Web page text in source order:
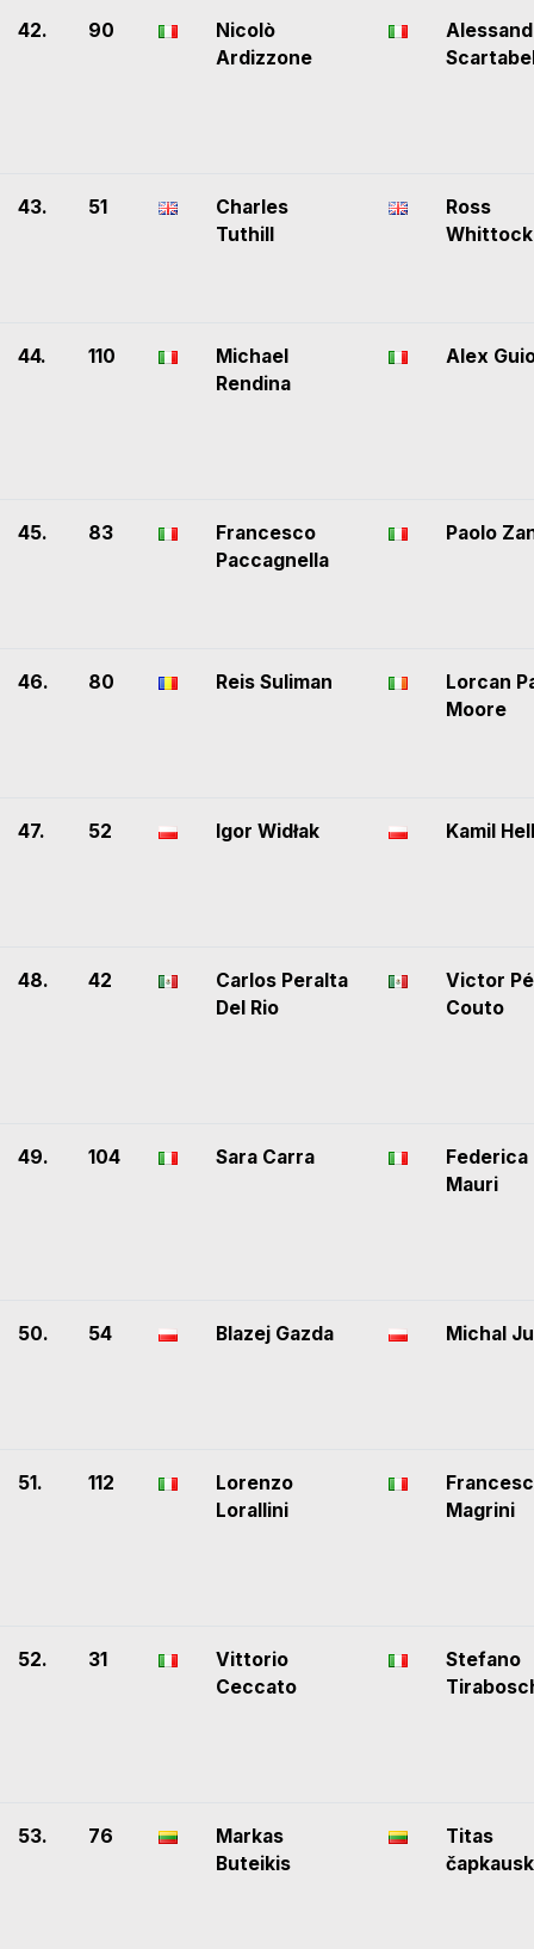
42. 90
Nicolò
Ardizzone
43. 51
Charles
Tuthill
Ross
Whittock
44. 110
Michael
Rendina
Alex
45. 83
Francesco
Paccagnella
Paolo
46. 80 Reis Suliman
Lorcan
Moore
47. 52 Igor Widłak Kamil
48. 42
Carlos Peralta
Del Rio
Victor
Couto
49. 104 Sara Carra
Federica
Mauri
50. 54 Blazej Gazda Michal
51. 112
Lorenzo
Lorallini
Magrini
52. 31
Vittorio
Ceccato
Stefano
53. 76
Markas
Buteikis
Titas